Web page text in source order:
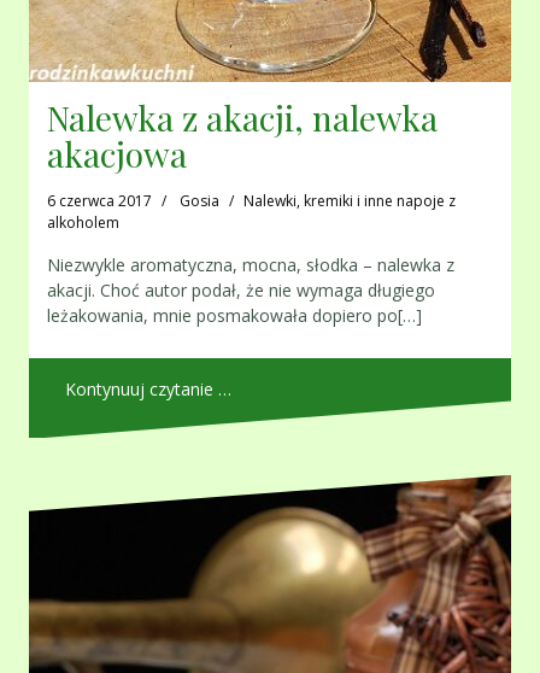
Nalewka z akacji, nalewka
akacjowa
6 czerwca 2017 Gosia
Nalewki, kremiki i inne napoje z
alkoholem
Niezwykle aromatyczna, mocna, słodka – nalewka z
akacji. Choć autor podał, że nie wymaga długiego
leżakowania, mnie posmakowała dopiero po[…]
Kontynuuj czytanie …